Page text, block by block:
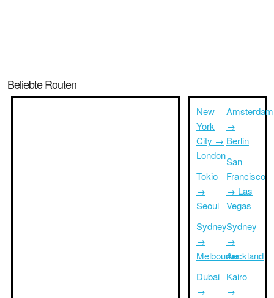
Beliebte Routen
New
York
City →
London
Tokio
→
Seoul
Sydney
→
Melbourne
Dubai
→
Amsterdam
→
Berlin
San
Francisco
→ Las
Vegas
Sydney
→
Auckland
Kairo
→